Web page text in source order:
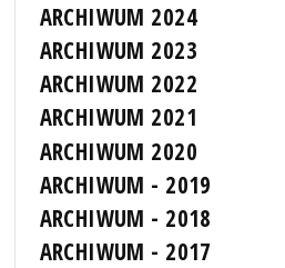
ARCHIWUM 2024
ARCHIWUM 2023
ARCHIWUM 2022
ARCHIWUM 2021
ARCHIWUM 2020
ARCHIWUM - 2019
ARCHIWUM - 2018
ARCHIWUM - 2017